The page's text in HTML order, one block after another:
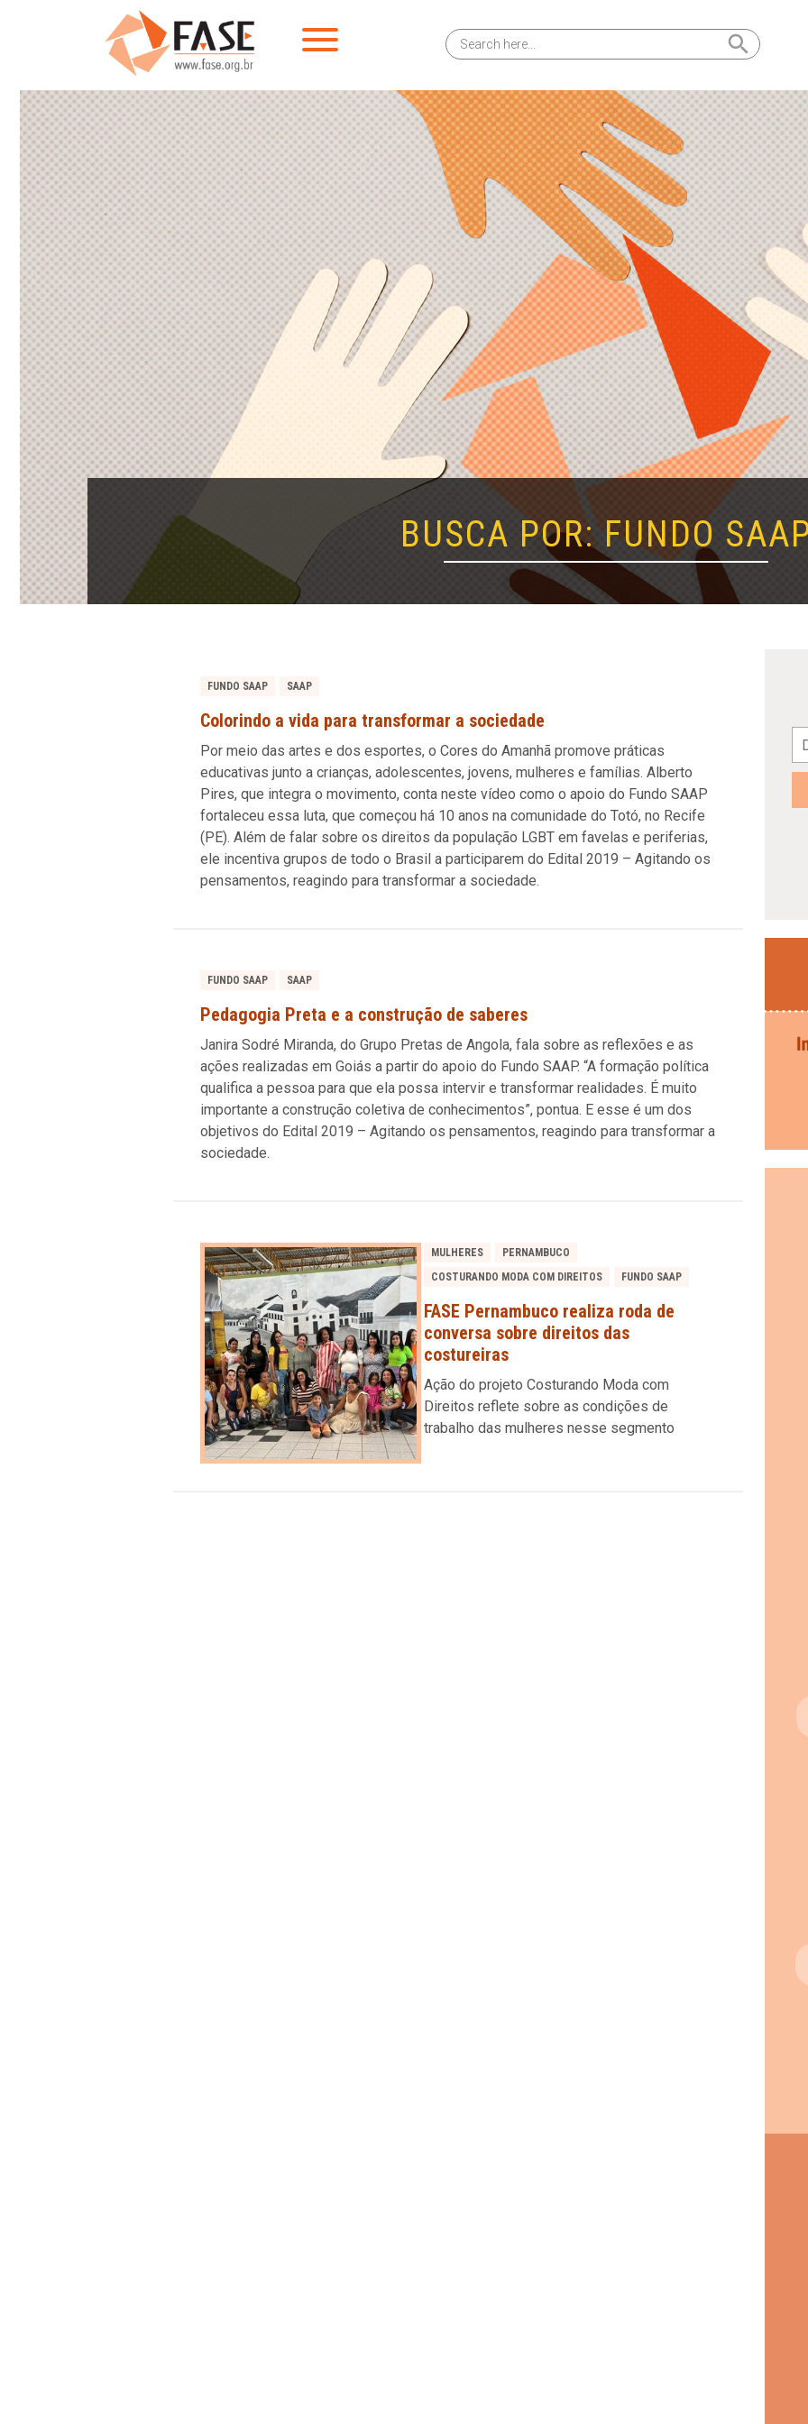
Search
for:
Search Button
BUSCA POR: FUNDO
FUNDO SAAP SAAP
Colorindo a vida para transformar a sociedade
Por meio das artes e dos esportes, o Cores do Amanhã promove práticas
educativas junto a crianças, adolescentes, jovens, mulheres e famílias. Alberto
Pires, que integra o movimento, conta neste vídeo como o apoio do Fundo SAAP
fortaleceu essa luta, que começou há 10 anos na comunidade do Totó, no Recife
(PE). Além de falar sobre os direitos da população LGBT em favelas e periferias,
ele incentiva grupos de todo o Brasil a participarem do Edital 2019 – Agitando os
pensamentos, reagindo para transformar a sociedade.
FUNDO SAAP SAAP
Pedagogia Preta e a construção de saberes
Janira Sodré Miranda, do Grupo Pretas de Angola, fala sobre as reflexões e as
ações realizadas em Goiás a partir do apoio do Fundo SAAP. “A formação política
qualifica a pessoa para que ela possa intervir e transformar realidades. É muito
importante a construção coletiva de conhecimentos”, pontua. E esse é um dos
objetivos do Edital 2019 – Agitando os pensamentos, reagindo para transformar a
sociedade.
COSTURANDO MODA COM DIREITOS FUNDO SAAP
MULHERES PERNAMBUCO
FASE Pernambuco realiza roda de
conversa sobre direitos das
costureiras
Ação do projeto Costurando Moda com
Direitos reflete sobre as condições de
trabalho das mulheres nesse segmento